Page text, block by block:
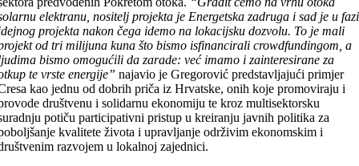
elektranu, nositelj projekta je Energetska zadruga i sad je u fazi
projekta nakon čega idemo na lokacijsku dozvolu. To je mali
od tri milijuna kuna što bismo isfinancirali crowdfundingom, a
bismo omogućili da zarade: već imamo i zainteresirane za
te vrste energije”najavio je Gregorović predstavljajući primjer
kao jednu od dobrih priča iz Hrvatske, onih koje promoviraju i
društvenu i solidarnu ekonomiju te kroz multisektorsku
potiču participativni pristup u kreiranju javnih politika za
kvalitete života i upravljanje održivim ekonomskim i
razvojem u lokalnoj zajednici.